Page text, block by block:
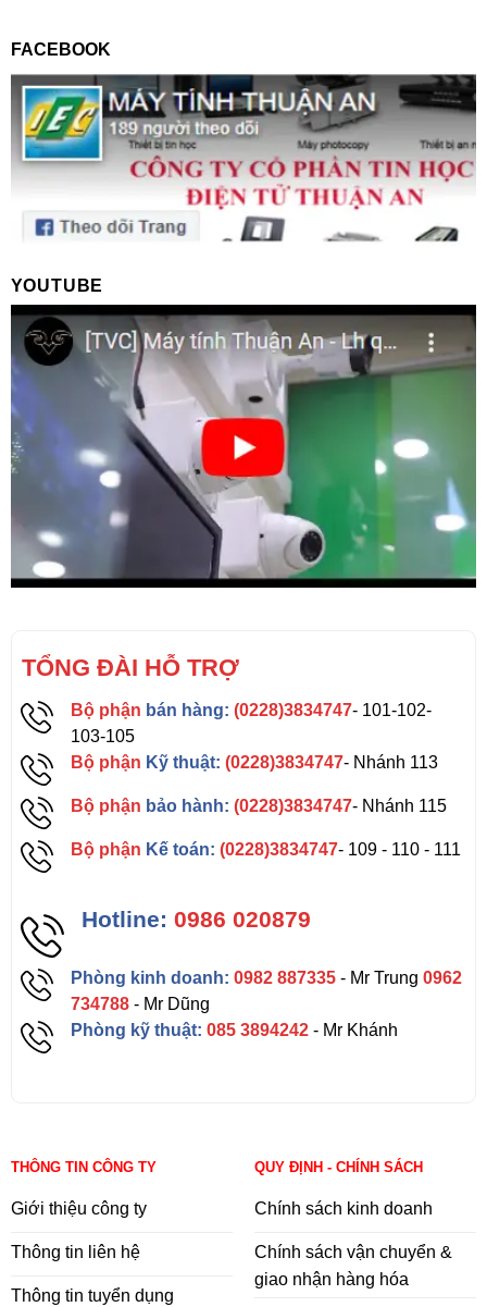
FACEBOOK
YOUTUBE
TỔNG ĐÀI HỖ TRỢ
Bộ phận bán hàng: (0228)3834747- 101-102-
103-105
Bộ phận Kỹ thuật: (0228)3834747- Nhánh 113
Bộ phận bảo hành: (0228)3834747- Nhánh 115
Bộ phận Kế toán: (0228)3834747- 109 - 110 - 111
Hotline: 0986 020879
Phòng kinh doanh: 0982 887335 - Mr Trung0962
734788 - Mr Dũng
Phòng kỹ thuật:085 3894242 - Mr Khánh
THÔNG TIN CÔNG TY
Giới thiệu công ty
Thông tin liên hệ
Thông tin tuyển dụng
QUY ĐỊNH - CHÍNH SÁCH
Chính sách kinh doanh
Chính sách vận chuyển &
giao nhận hàng hóa